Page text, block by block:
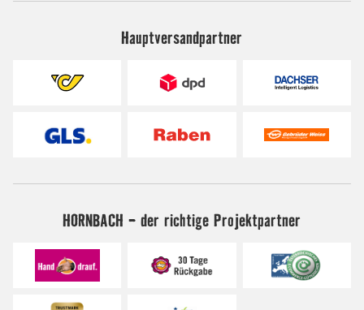
Hauptversandpartner
HORNBACH - der richtige Projektpartner